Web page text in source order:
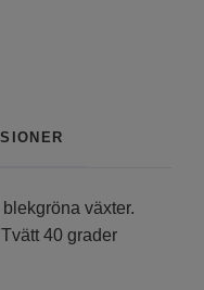
växter.
40 grader